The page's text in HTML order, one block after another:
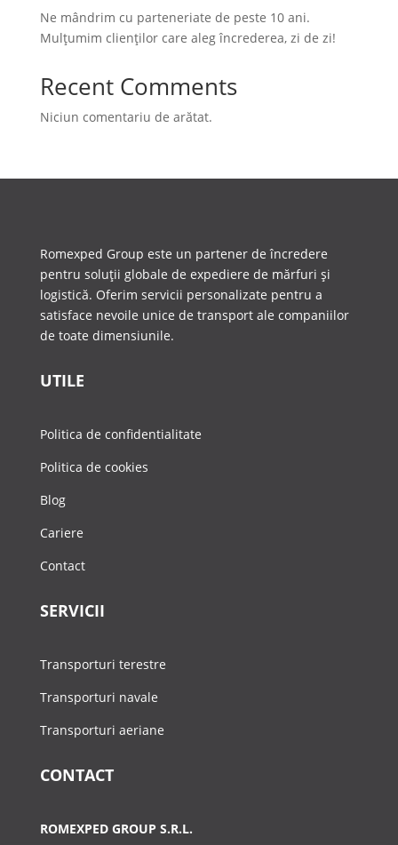
Ne mândrim cu parteneriate de peste 10 ani.
Mulțumim clienților care aleg încrederea, zi de zi!
Recent Comments
Niciun comentariu de arătat.
Romexped Group este un partener de încredere
pentru soluții globale de expediere de mărfuri și
logistică. Oferim servicii personalizate pentru a
satisface nevoile unice de transport ale companiilor
de toate dimensiunile.
UTILE
Politica de confidentialitate
Politica de cookies
Blog
Cariere
Contact
SERVICII
Transporturi terestre
Transporturi navale
Transporturi aeriane
CONTACT
ROMEXPED GROUP S.R.L.